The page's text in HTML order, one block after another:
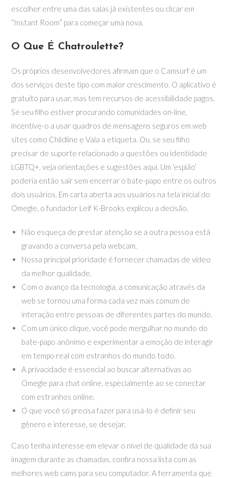
escolher entre uma das salas já existentes ou clicar em
“Instant Room” para começar uma nova.
O Que É Chatroulette?
Os próprios desenvolvedores afirmam que o Camsurf é um
dos serviços deste tipo com maior crescimento. O aplicativo é
gratuito para usar, mas tem recursos de acessibilidade pagos.
Se seu filho estiver procurando comunidades on-line,
incentive-o a usar quadros de mensagens seguros em web
sites como Childline e Vala a etiqueta. Ou, se seu filho
precisar de suporte relacionado a questões ou identidade
LGBTQ+, veja orientações e sugestões aqui. Um ‘espião’
poderia então sair sem encerrar o bate-papo entre os outros
dois usuários. Em carta aberta aos usuários na tela inicial do
Omegle, o fundador Leif K-Brooks explicou a decisão.
Não esqueça de prestar atenção se a outra pessoa está
gravando a conversa pela webcam.
Nossa principal prioridade é fornecer chamadas de vídeo
da melhor qualidade.
Com o avanço da tecnologia, a comunicação através da
web se tornou uma forma cada vez mais comum de
interação entre pessoas de diferentes partes do mundo.
Com um único clique, você pode mergulhar no mundo do
bate-papo anônimo e experimentar a emoção de interagir
em tempo real com estranhos do mundo todo.
A privacidade é essencial ao buscar alternativas ao
Omegle para chat online, especialmente ao se conectar
com estranhos online.
O que você só precisa fazer para usá-lo é definir seu
gênero e interesse, se desejar.
Caso tenha interesse em elevar o nível de qualidade da sua
imagem durante as chamadas, confira nossa lista com as
melhores web cams para seu computador. A ferramenta que